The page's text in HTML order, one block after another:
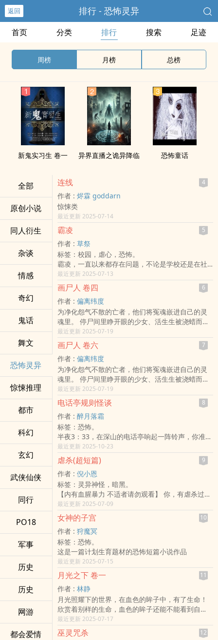
返回 排行 - 恐怖灵异
首页 分类 排行 搜索 足迹
周榜 月榜 总榜
新鬼实习生 卷一 异界直播之诡异降临 恐怖童话
全部
原创小说
同人衍生
杂谈
情感
奇幻
鬼话
舞文
恐怖灵异
惊悚推理
都市
科幻
玄幻
武侠仙侠
同行
PO18
军事
历史
历史
网游
都会爱情
连线 4
作者 : 烬霖 goddarn
惊悚类
最近更新 2025-07-14
霸凌 5
作者 : 草祭
标签：校园，虐心，恐怖。
霸凌，一直以来都存在问题，不论是学校还是在社
会上总是接连不断的发生这件事。
但不可否认的并不是所有人都了解这件事的严重
性，因此霸凌并不被所有人重视。
霸凌者从来都不懂被霸凌者的心理，他们往往将对
方视作比自己低等的生物，我霸凌他不是我的错，
有错的是被霸凌的人。
「对不起」这三个字很常见，要说出口也非常简
单，最重要的，它没有任何用处。
人，创造了法律遵守着秩序，和其他动物比起来人
拥有着牠们没有的理性。
法律面前人人平等。
那霸凌者呢?有理性的人会因为毫无意义的小事去践
踏或是摧毁它人的自尊胜制导致对方失去生命吗?
没有理性的他们可以被称为人吗?既然他们不是人的
话，那人类制定的法律对他们来说有任何意义吗?
最近更新 2025-07-13
画尸人 卷四 6
作者 : 偏离纬度
为净化怨气不散的亡者，他们将冤魂嵌进自己的灵
魂里。 停尸间里睁开眼的少女、活生生被浇蜡而死
的孩童、起死回生的丧尸…… 在邪恶环伺之下，恐惧
将如飓风般袭击你的心脏！
最近更新 2025-07-19
画尸人 卷六 7
作者 : 偏离纬度
为净化怨气不散的亡者，他们将冤魂嵌进自己的灵
魂里。 停尸间里睁开眼的少女、活生生被浇蜡而死
的孩童、起死回生的丧尸…… 在邪恶环伺之下，恐惧
将如飓风般袭击你的心脏！
最近更新 2025-07-19
电话亭规则怪谈 8
作者 : 醉月落霜
标签：恐怖。
半夜3：33，在深山的电话亭响起一阵铃声，你准备
接起电话，却忽然在旁边发现一张纸条。
如果你看到这张纸条，请记好以下的规则。
1. 来电时不可说「喂」，请静默30秒后挂掉。
2. 若对方开口说出你的名字，请立刻离开
3. 第三次接到来电，请走出电话亭，到车子里闭上
眼睛，听到任何声音都不要回答
4. 若你迟到或缺席，下次打来的会是「你的声
音」，但不会再是你。
5.若在接电话时，对方突然变了声音，请立刻离开电
话亭。
6.若你感觉身后有人，请不要回头。
7.你可以相信兔子说的话。
8.看到红色的眼睛，请立刻逃离现场。
9.电话亭里是绝对安全的地方喔
10.在接电话的时候，感觉到身体正在消失，是正常
的喔。
11.若是你感觉到被人触摸，请立刻回头，并微笑，
它会好好爱你的。
12.不要相信任何人，包括你自己！
13.快跑！这里已经不是你的世界了！
最近更新 2025-10-23
虐杀(超短篇) 9
作者 : 倪小恩
标签：灵异神怪，暗黑。
【内有血腥暴力 不适者请勿观看】 你，有虐杀过动
物吗？ 小心他反扑过来虐杀你呢……
最近更新 2025-07-09
女神的子宫 10
作者 : 狩魔冥
标签：恐怖。
这是一篇计划生育题材的恐怖短篇小说作品
最近更新 2025-07-15
月光之下 卷一 11
作者 : 林静
月光照耀下的世界，在血色的眸子中，有了生命！
欣赏着别样的生命，血色的眸子还能不能看到自
己，看到站在自己身旁的人。
最近更新 2025-07-17
巫灵咒杀 12